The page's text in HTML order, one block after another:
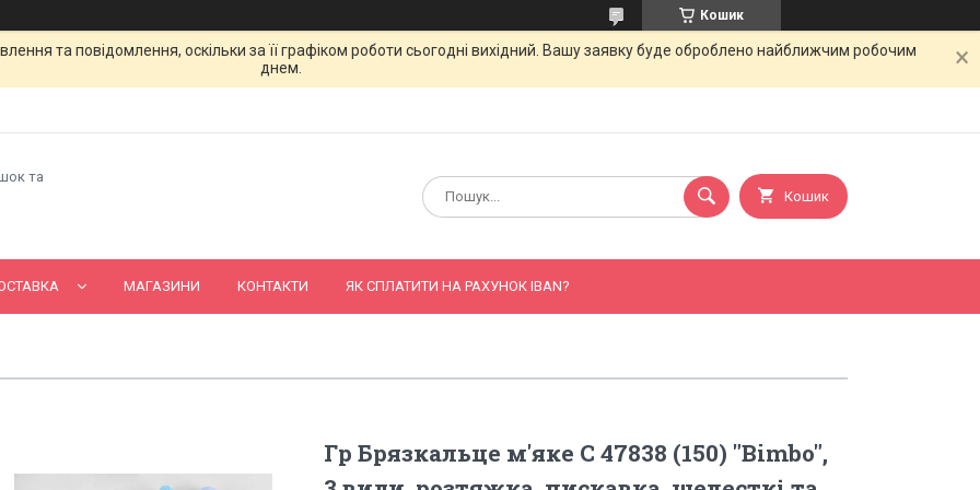
Кошик
та повідомлення, оскільки за її графіком роботи сьогодні вихідний. Вашу заявку буде оброблено найближчим робочим
днем.
та
Кошик
МАГАЗИНИ КОНТАКТИ ЯК СПЛАТИТИ НА РАХУНОК IBAN?
Гр Брязкальце м'яке С 47838 (150) "Bimbo",